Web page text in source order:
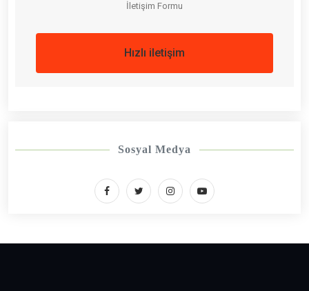
İletişim Formu
Hızlı iletişim
Sosyal Medya